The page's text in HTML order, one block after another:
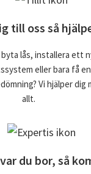
till oss så
lås, installera ett
eller bara få en
Vi hjälper dig
allt.
du bor, så